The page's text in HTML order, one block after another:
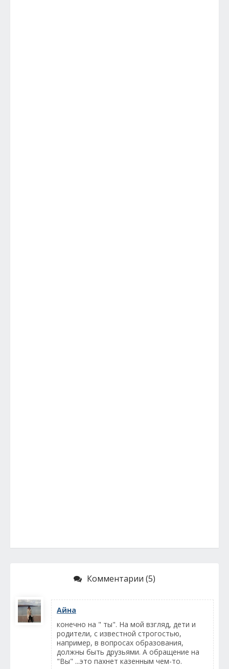
Комментарии (5)
Айна
конечно на " ты". На мой взгляд, дети и
родители, с известной строгостью,
например, в вопросах образования,
должны быть друзьями. А обращение на
"Вы" ...это пахнет казенным чем-то.